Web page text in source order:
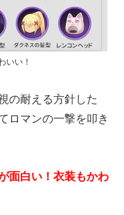
いい！
の耐える方針した
ロマンの一撃を叩き
面白い！衣装もかわ